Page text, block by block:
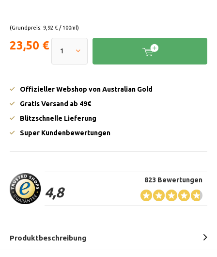
(Grundpreis: 9,92 € / 100ml)
23,50 €
Offizieller Webshop von Australian Gold
Gratis Versand ab 49€
Blitzschnelle Lieferung
Super Kundenbewertungen
4,8
823 Bewertungen
Produktbeschreibung